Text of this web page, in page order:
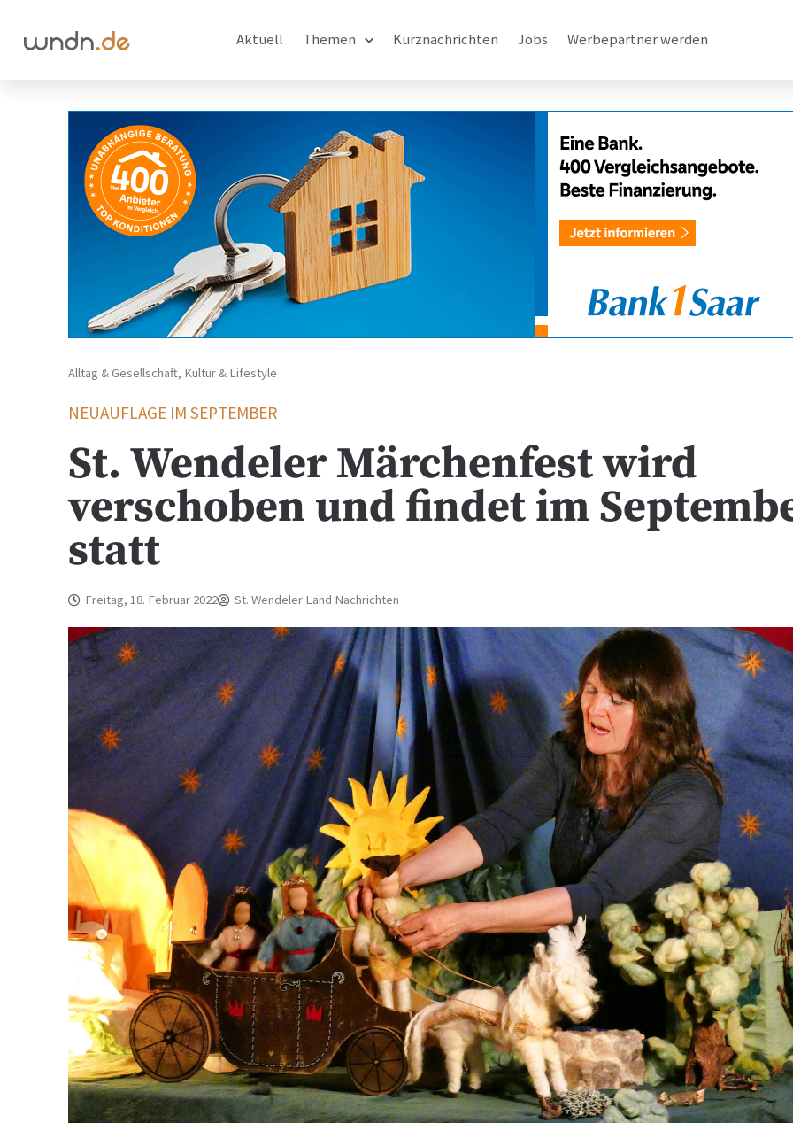
Aktuell Themen Kurznachrichten Jobs Werbepartner werden
Alltag & Gesellschaft, Kultur & Lifestyle
NEUAUFLAGE IM SEPTEMBER
St. Wendeler Märchenfest wird
verschoben und findet im
statt
Freitag, 18. Februar 2022 St. Wendeler Land Nachrichten